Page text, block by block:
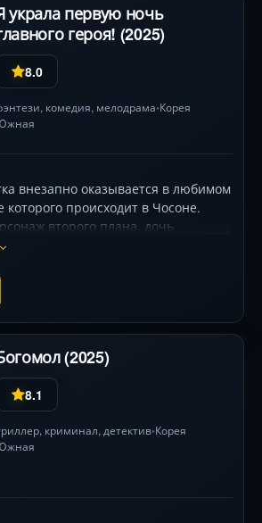
украла первую ночь
героя! (2025)
8.0
, комедия, мелодрама•Корея
внезапно оказывается в любимом
которого происходит в Чосоне.
второго плана, дочь
родителей с обычным
студенткой, девушка проводит
членом королевской семьи.
(2025)
8.1
, криминал, детектив•Корея